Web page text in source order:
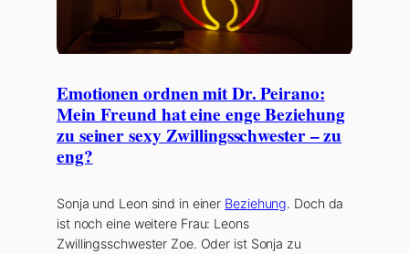
Emotionen ordnen mit Dr. Peirano:
Mein Freund hat eine enge Beziehung
zu seiner sexy Zwillingsschwester – zu
eng?
Sonja und Leon sind in einer Beziehung. Doch da
ist noch eine weitere Frau: Leons
Zwillingsschwester Zoe. Oder ist Sonja zu